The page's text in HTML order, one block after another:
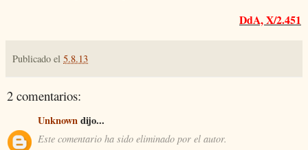
DdA, X/2.451
Publicado el 5.8.13
2 comentarios:
Unknowndijo...
Este comentario ha sido eliminado por el autor.